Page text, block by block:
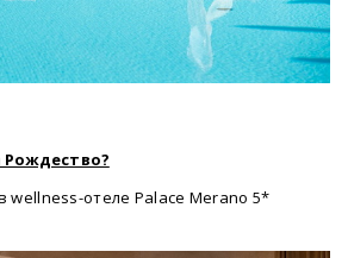
wellness-отеле Palace Merano 5*